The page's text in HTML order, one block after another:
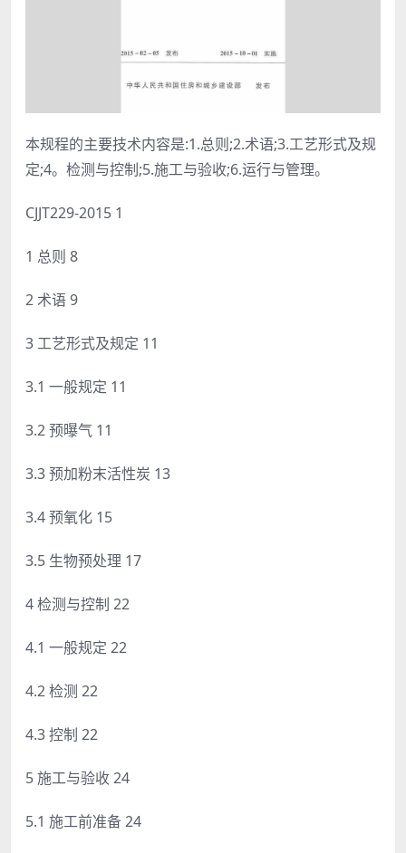
本规程的主要技术内容是:1.总则;2.术语;3.工艺形式及规
定;4。检测与控制;5.施工与验收;6.运行与管理。
CJJT229-2015 1
1 总则 8
2 术语 9
3 工艺形式及规定 11
3.1 一般规定 11
3.2 预曝气 11
3.3 预加粉末活性炭 13
3.4 预氧化 15
3.5 生物预处理 17
4 检测与控制 22
4.1 一般规定 22
4.2 检测 22
4.3 控制 22
5 施工与验收 24
5.1 施工前准备 24